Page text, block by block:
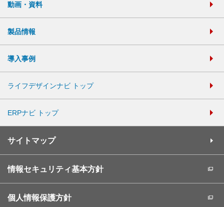
動画・資料
製品情報
導入事例
ライフデザインナビ トップ
ERPナビ トップ
サイトマップ
情報セキュリティ基本方針
個人情報保護方針